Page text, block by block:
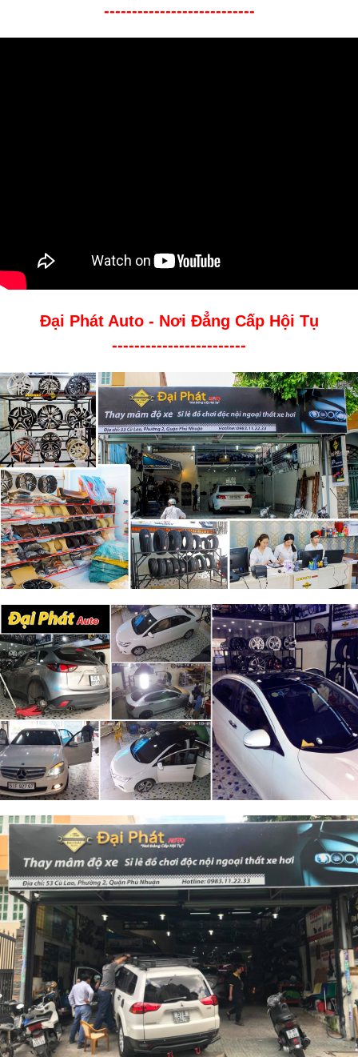
---------------------------
Đại Phát Auto - Nơi Đẳng Cấp Hội Tụ
------------------------